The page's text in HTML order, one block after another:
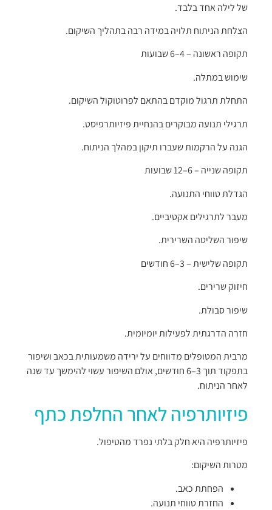
של לילה אחד בלבד.
הצלחת הניתוח תלויה במידה רבה בתהליך השיקום.
תקופה ראשונה – 4–6 שבועות
שימוש במתלה.
התחלת תרגול מוקדם בהתאם לפרוטוקול השיקום.
תרגילי תנועה מבוקרים בהנחיית פיזיותרפיסט.
הגנה על הרקמות שעברו תיקון במהלך הניתוח.
תקופה שנייה – 6–12 שבועות
הגדלת טווחי התנועה.
מעבר לתרגילים אקטיביים.
שיפור השליטה השרירית.
תקופה שלישית – 3–6 חודשים
חיזוק שרירים.
שיפור סבולת.
חזרה הדרגתית לפעילות יומיומית.
מרבית המטופלים מדווחים על ירידה משמעותית בכאב ושיפור
בתפקוד תוך 3–6 חודשים, אולם השיפור עשוי להימשך עד שנה
לאחר הניתוח.
פיזיותרפיה לאחר החלפת כתף
פיזיותרפיה היא חלק בלתי נפרד מהטיפול.
מטרות השיקום:
הפחתת כאב.
החזרת טווחי תנועה.